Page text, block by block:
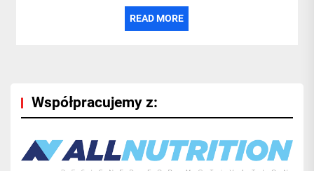
READ MORE
Współpracujemy z: